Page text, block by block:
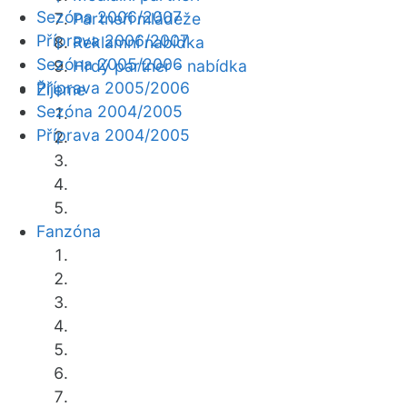
Partneři mládeže
Reklamní nabídka
Hrdý partner - nabídka
Žijeme
Fanzóna
Sezóna 2006/2007
Příprava 2006/2007
Sezóna 2005/2006
Příprava 2005/2006
Sezóna 2004/2005
Příprava 2004/2005